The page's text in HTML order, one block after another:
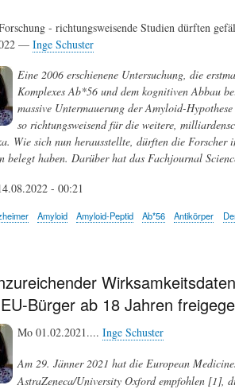
- richtungsweisende Studien dürften
— Inge Schuster
Eine 2006 erschienene Untersuchung, die
Komplexes Ab*56 und dem kognitiven Abbau
massive Untermauerung der Amyloid-
so richtungsweisend für die weitere,
Wie sich nun herausstellte, dürften die
belegt haben. Darüber hat das Fachjournal
- 00:21
Amyloid Amyloid-Peptid Ab*56 Antikörper
Bürger ab 18 Jahren
Mo 01.02.2021.... Inge Schuster
Am 29. Jänner 2021 hat die European
AstraZeneca/University Oxford empfohlen [1],